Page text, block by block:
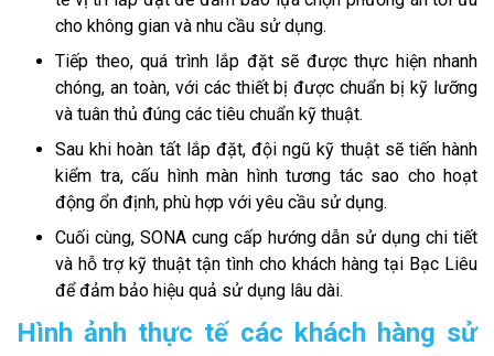
cho không gian và nhu cầu sử dụng.
Tiếp theo, quá trình lắp đặt sẽ được thực hiện nhanh
chóng, an toàn, với các thiết bị được chuẩn bị kỹ lưỡng
và tuân thủ đúng các tiêu chuẩn kỹ thuật.
Sau khi hoàn tất lắp đặt, đội ngũ kỹ thuật sẽ tiến hành
kiểm tra, cấu hình màn hình tương tác sao cho hoạt
động ổn định, phù hợp với yêu cầu sử dụng.
Cuối cùng, SONA cung cấp hướng dẫn sử dụng chi tiết
và hỗ trợ kỹ thuật tận tình cho khách hàng tại Bạc Liêu
để đảm bảo hiệu quả sử dụng lâu dài.
Hình ảnh thực tế các khách hàng sử